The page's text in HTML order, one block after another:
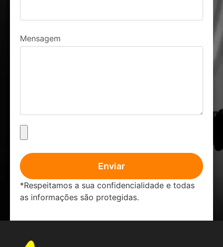
Mensagem
Enviar
*Respeitamos a sua confidencialidade e todas
as informações são protegidas.